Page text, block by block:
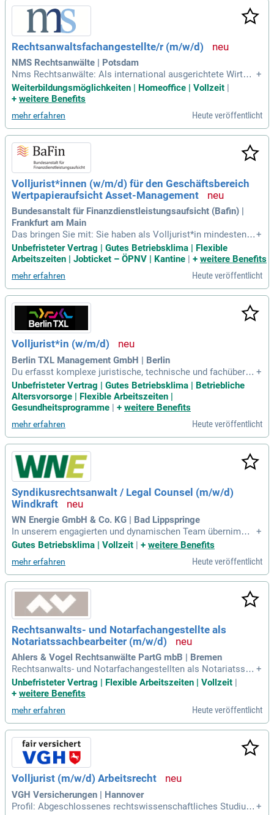
Rechtsanwaltsfachangestellte/r (m/w/d)
NMS Rechtsanwälte | Potsdam
Nms Rechtsanwälte: Als international ausgerichtete Wirtsc
haftskanzlei mit Hauptsitz in Potsdam liegen unsere Tätigk
eitsschwerpunkte in den Bereichen des warenkreditversiche
onalen Handelsrecht, Transport
+
Weiterbildungsmöglichkeiten | Homeoffice | Vollzeit |
+ weitere Benefits
mehr erfahren Heute veröffentlicht
Volljurist*innen (w/m/d) für den Geschäftsbereich
Wertpapieraufsicht Asset-Management
Bundesanstalt für Finanzdienstleistungsaufsicht (Bafin) |
Frankfurt am Main
Das bringen Sie mit: Sie haben als Volljurist*in mindestens
ein "befriedigend" in beiden (Staats-) Prüfungen erreicht und
verfügen idealerweise über mehrjährige relevante Berufserfa
g im Bank
+
Unbefristeter Vertrag | Gutes Betriebsklima | Flexible
Arbeitszeiten | Jobticket – ÖPNV | Kantine
+ weitere Benefits
mehr erfahren Heute veröffentlicht
Volljurist*in (w/m/d)
Berlin TXL Management GmbH | Berlin
Du erfasst komplexe juristische, technische und fachübergr
eifende Sachverhalte schnell, arbeitest dich selbstständig in
neue Rechtsgebiete ein und entwickelst rechtssichere sowi
e praxisgerechte Lösungen.
+
Unbefristeter Vertrag | Gutes Betriebsklima | Betriebliche
Altersvorsorge | Flexible Arbeitszeiten |
Gesundheitsprogramme | + weitere Benefits
mehr erfahren Heute veröffentlicht
Syndikusrechtsanwalt / Legal Counsel (m/w/d)
Windkraft
WN Energie GmbH & Co. KG | Bad Lippspringe
In unserem engagierten und dynamischen Team übernimms
t du als Syndikusrechtsanwalt / Legal Counsel (m/w/d) Win
e – von der Planung über die Realisierung bis hin zum Repo
wering.
+
Gutes Betriebsklima | Vollzeit | + weitere Benefits
mehr erfahren Heute veröffentlicht
Rechtsanwalts- und Notarfachangestellte als
Notariatssachbearbeiter (m/w/d)
Ahlers & Vogel Rechtsanwälte PartG mbB | Bremen
Rechtsanwalts- und Notarfachangestellten als Notariatssac
hbearbeiter (m⁠/⁠w⁠/⁠d): Mit rund 45 Rechtsanwält*innen, 120 M
itarbeiter*innen und 6 Auszubildenden beraten wir an zwei S
ernehmen in allen
+
Unbefristeter Vertrag | Flexible Arbeitszeiten | Vollzeit
+ weitere Benefits
mehr erfahren Heute veröffentlicht
Volljurist (m/w/d) Arbeitsrecht
VGH Versicherungen | Hannover
Profil: Abgeschlossenes rechtswissenschaftliches Studium +